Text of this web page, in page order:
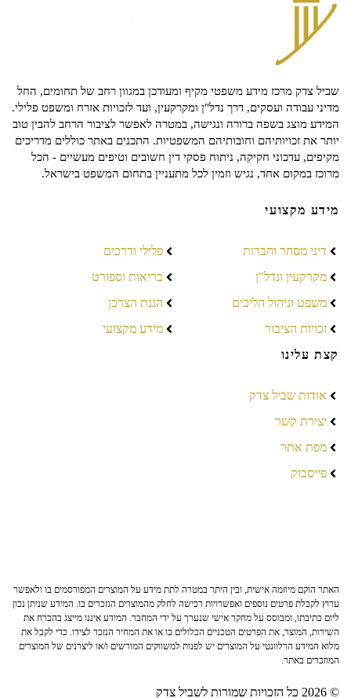
שביל צדק מרכז מידע משפטי מקיף ומעודכן במגוון רחב של תחומים, החל
מדיני עבודה ועסקים, דרך נדל"ן ומקרקעין, ועד לזכויות אזרח ומשפט פלילי.
המידע מוצג בשפה ברורה ונגישה, במטרה לאפשר לציבור הרחב להבין טוב
יותר את זכויותיהם וחובותיהם המשפטיות. התכנים באתר כוללים מדריכים
מקיפים, עדכוני חקיקה, ניתוח פסקי דין חשובים וטיפים מעשיים - הכל
מרוכז במקום אחד, נגיש וזמין לכל מתעניין בתחום המשפט בישראל.
מידע מקצועי
דיני מסחר וחברות
מקרקעין ונדל"ן
משפט וניהול הליכים
זכויות הציבור
פלילי ודרכים
בריאות וספורט
הגנת הצרכן
מידע מקצועי
קצת עלינו
אודות שביל צדק
יצירת קשר
מפת אתר
פייסבוק
האתר הוקם מיוזמה אישית, ובין היתר במטרה לתת מידע על המוצרים המפורסמים בו ולאפשר
ערוץ לקבלת פרטים נוספים ואפשרויות רכישה לחלק מהמוצרים הנזכרים בו. המידע שניתן נכון
ליום כתיבתו, ומבוסס על מחקר אישי שנערך על ידי המחבר. המידע איננו מייצג בהכרח את
השירות, המוצר, את הפרטים הטכניים הכלולים בו או את המחיר הנזכר לצידו. כדי לקבל את
מלוא המידע הרלוונטי על המוצרים יש לפנות למשווקים המורשים ו/או ליצרנים של המוצרים
המוזכרים באתר.
© 2026 כל הזכויות שמורות לשביל צדק